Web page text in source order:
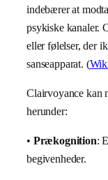
indebærer at
psykiske kanaler.
eller følelser, der
sanseapparat. (
Clairvoyance kan
herunder:
• Prækognition:
begivenheder.